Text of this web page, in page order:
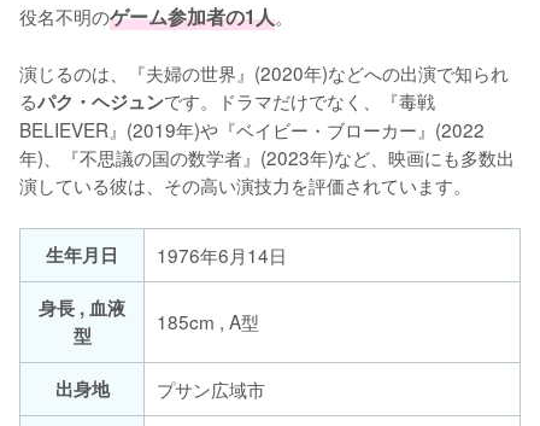
役名不明のゲーム参加者の1人。
演じるのは、『夫婦の世界』(2020年)などへの出演で知られ
るパク・ヘジュンです。ドラマだけでなく、『毒戦
BELIEVER』(2019年)や『ベイビー・ブローカー』(2022
年)、『不思議の国の数学者』(2023年)など、映画にも多数出
演している彼は、その高い演技力を評価されています。
生年月日
1976年6月14日
身長 , 血液
型
185cm , A型
出身地 プサン広域市